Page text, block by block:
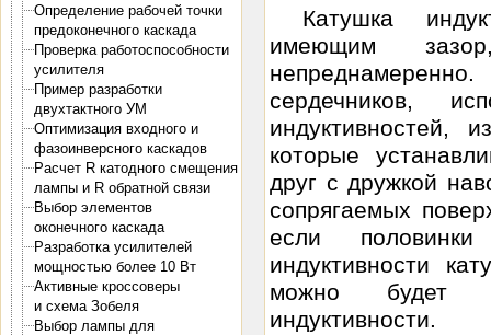
Определение рабочей точки
предоконечного каскада
Проверка работоспособности
усилителя
Пример разработки
двухтактного УМ
Оптимизация входного и
фазоинверсного каскадов
Расчет R катодного смещения
лампы и R обратной связи
Выбор элементов
оконечного каскада
Разработка усилителей
мощностью более 10 Вт
Активные кроссоверы
и схема Зобеля
Выбор лампы для
Катушка
имеющим
сердечников,
индуктивностей,
которые
друг с дружкой
сопрягаемых
если
индуктивности
можно будет
индуктивности.